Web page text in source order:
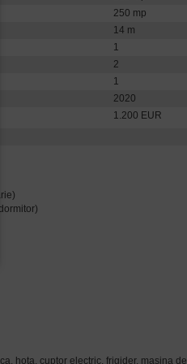
250 mp
14 m
1
2
1
2020
1.200 EUR
hota, cuptor electric, frigider, masina de